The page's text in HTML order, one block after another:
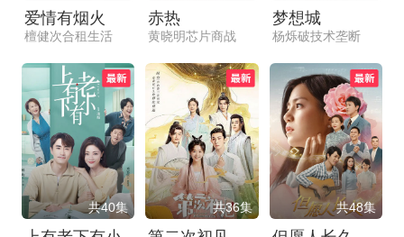
爱情有烟火
檀健次合租生活
赤热
黄晓明芯片商战
梦想城
杨烁破技术垄断
共40集 共36集 共48集